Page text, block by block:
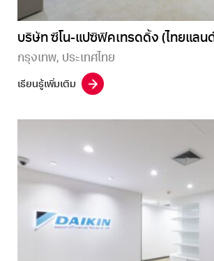
บริษัท ซีโน-แปซิฟิคเทรดดิ้ง (ไทยแลน
กรุงเทพ, ประเทศไทย
เรียนรู้เพิ่มเติม